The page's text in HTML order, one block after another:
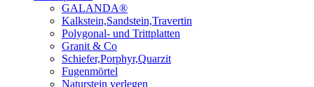
GALANDA®
Kalkstein,Sandstein,Travertin
Polygonal- und Trittplatten
Granit & Co
Schiefer,Porphyr,Quarzit
Fugenmörtel
Naturstein verlegen